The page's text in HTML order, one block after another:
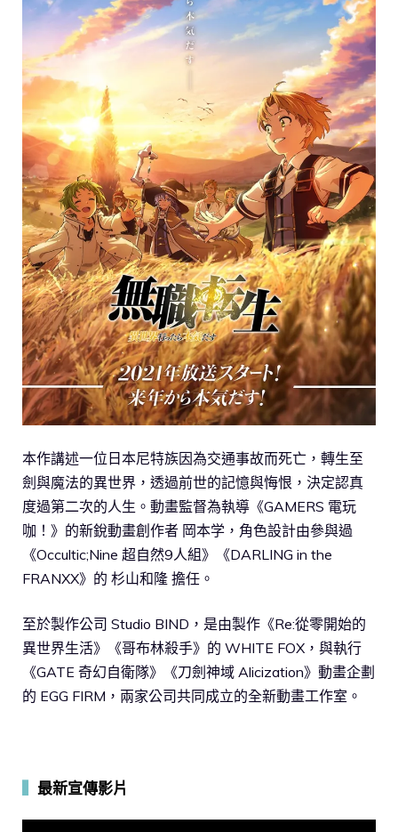
本作講述一位日本尼特族因為交通事故而死亡，轉生至
劍與魔法的異世界，透過前世的記憶與悔恨，決定認真
度過第二次的人生。動畫監督為執導《GAMERS 電玩
咖！》的新銳動畫創作者 岡本学，角色設計由參與過
《Occultic;Nine 超自然9人組》《DARLING in the
FRANXX》的 杉山和隆 擔任。
至於製作公司 Studio BIND，是由製作《Re:從零開始的
異世界生活》《哥布林殺手》的 WHITE FOX，與執行
《GATE 奇幻自衛隊》《刀劍神域 Alicization》動畫企劃
的 EGG FIRM，兩家公司共同成立的全新動畫工作室。
最新宣傳影片